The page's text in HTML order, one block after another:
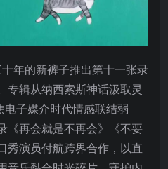
年的新裤子推出第十一张录
专辑从纳西索斯神话汲取灵
电子媒介时代情感联结弱
《再会就是不再会》《不要
秀演员付航跨界合作，以直